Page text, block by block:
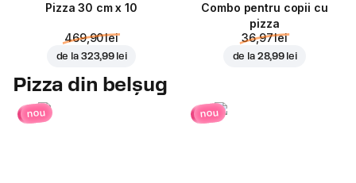
Pizza 30 cm x 10
469,90 lei
de la 323,99 lei
Combo pentru copii cu
pizza
36,97 lei
de la 28,99 lei
Pizza din belșug
nou nou